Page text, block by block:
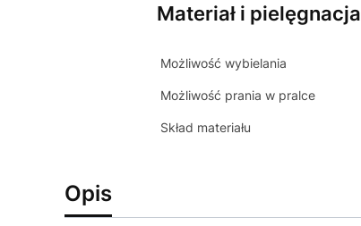
Materiał i pielęgnacja
Możliwość wybielania
Możliwość prania w pralce
Skład materiału
Opis